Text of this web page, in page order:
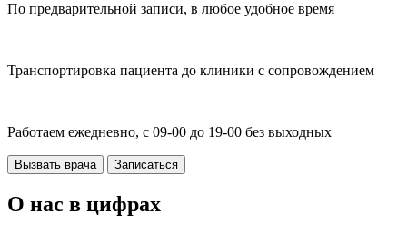
По предварительной записи, в любое удобное время
Транспортировка пациента до клиники с сопровождением
Работаем ежедневно, с 09-00 до 19-00 без выходных
Вызвать врача Записаться
О нас в цифрах